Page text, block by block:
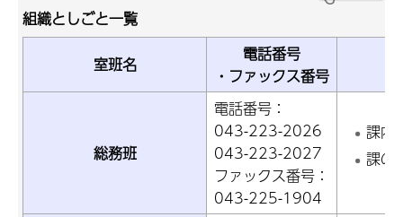
組織としごと一覧
室班名
電話番号
・ファックス番号
総務班
電話番号：
043-223-2026
043-223-2027
ファックス番号：
043-225-1904
課内
課の